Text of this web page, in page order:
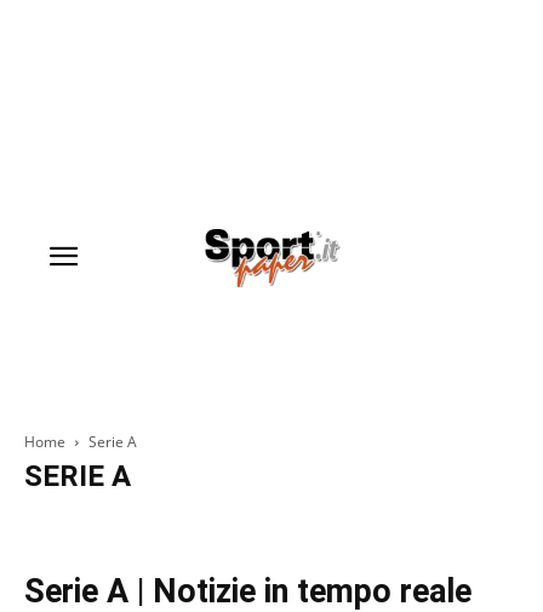
Home Serie A
SERIE A
Serie A | Notizie in tempo reale